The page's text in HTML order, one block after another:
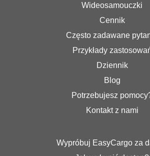
Wideosamouczki
Cennik
Często zadawane
Przykłady
Dziennik
Blog
Potrzebujesz
Kontakt z nami
Wypróbuj EasyCargo za